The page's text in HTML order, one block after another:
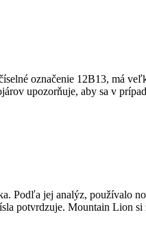
označenie 12B13, má
upozorňuje, aby sa v
Podľa jej analýz, používalo
potvrdzuje. Mountain Lion